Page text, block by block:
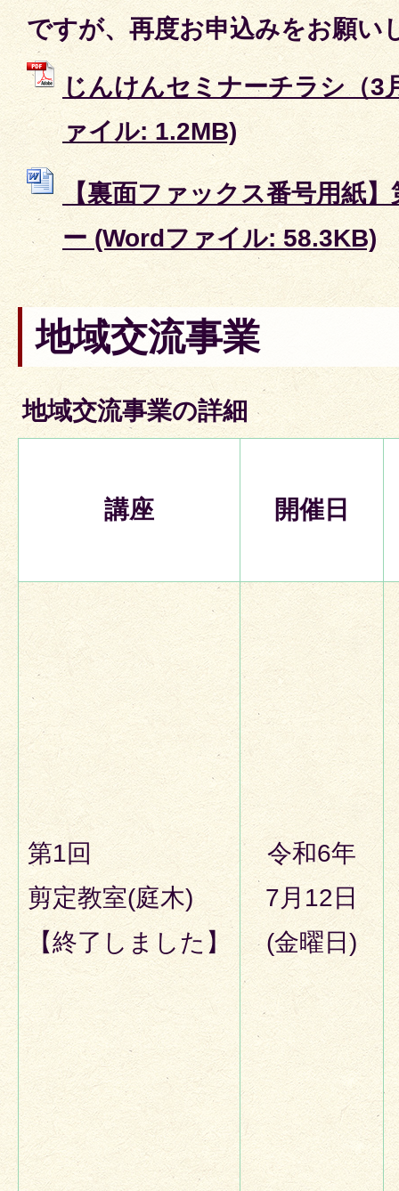
ですが、再度お申込みをお願い
じんけんセミナーチラシ（3
ァイル: 1.2MB)
【裏面ファックス番号用紙
ー (Wordファイル: 58.3KB)
地域交流事業
地域交流事業の詳細
講座 開催日
第1回
剪定教室(庭木)
【終了しました】
令和6年
7月12日
(金曜日)